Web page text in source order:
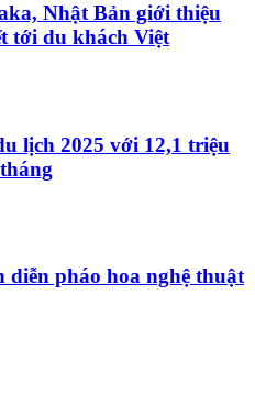
Nhật Bản giới thiệu
tới du khách Việt
lịch 2025 với 12,1 triệu
pháo hoa nghệ thuật